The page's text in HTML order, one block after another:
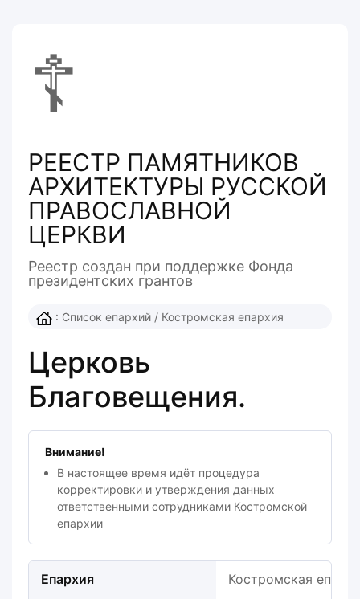
☦
РЕЕСТР ПАМЯТНИКОВ
АРХИТЕКТУРЫ РУССКОЙ
ПРАВОСЛАВНОЙ
ЦЕРКВИ
Реестр создан при поддержке Фонда
президентcких грантов
: Список епархий / Костромская епархия
Церковь
Благовещения.
Внимание!
В настоящее время идёт процедура
корректировки и утверждения данных
ответственными сотрудниками Костромской
епархии
Епархия Костромская